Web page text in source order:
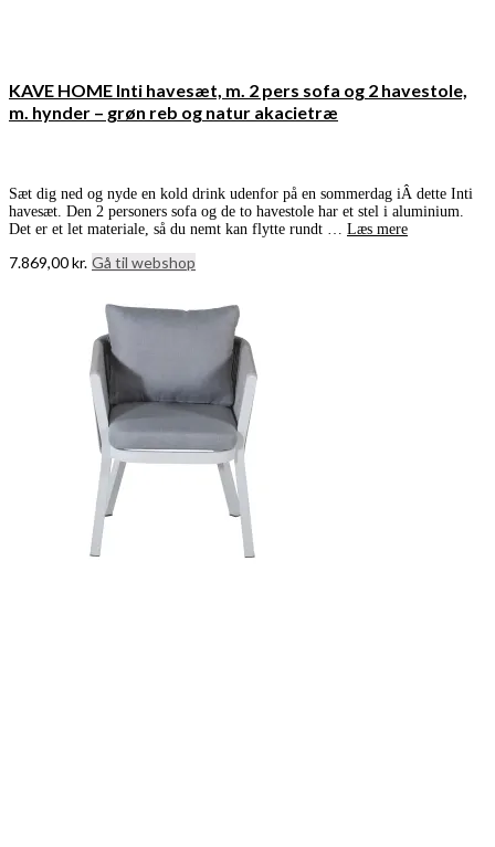
KAVE HOME Inti havesæt, m. 2 pers sofa og 2 havestole,
m. hynder – grøn reb og natur akacietræ
Sæt dig ned og nyde en kold drink udenfor på en sommerdag iÂ dette Inti
havesæt. Den 2 personers sofa og de to havestole har et stel i aluminium.
Det er et let materiale, så du nemt kan flytte rundt … Læs mere
7.869,00kr. Gå til webshop